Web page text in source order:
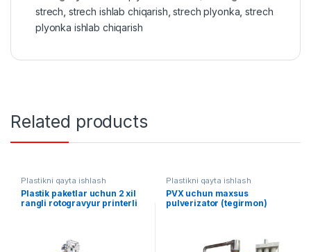
strech strech ishlab chiqarish ,strech plyonka ,strech
plyonka ishlab chiqarish
Related products
Plastikni qayta ishlash
Plastik paketlar uchun 2 xil
rangli rotogravyur printerli
Plastikni qayta ishlash
PVX uchun maxsus
pulverizator (tegirmon)